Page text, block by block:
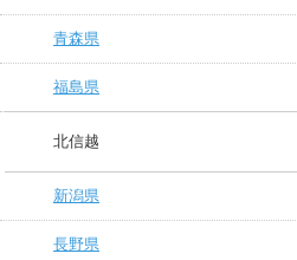
青森県
福島県
北信越
新潟県
長野県